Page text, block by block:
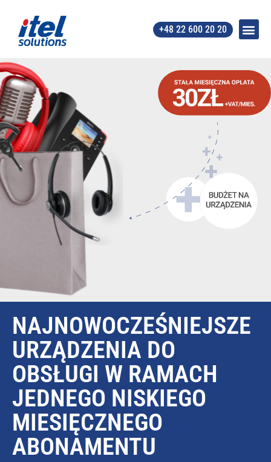
+48 22 600 20 20
NAJNOWOCZEŚNIEJSZE
URZĄDZENIA DO
OBSŁUGI W RAMACH
JEDNEGO NISKIEGO
MIESIĘCZNEGO
ABONAMENTU